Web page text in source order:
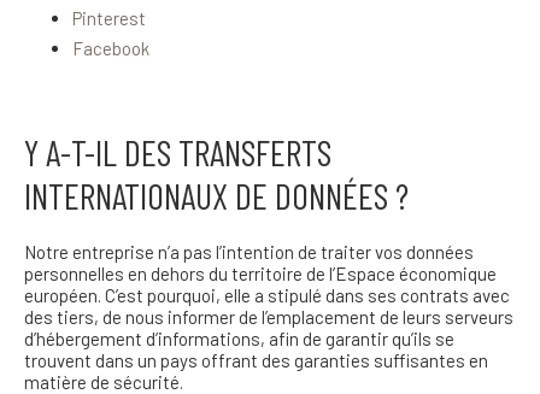
Pinterest
Facebook
Y A-T-IL DES TRANSFERTS
INTERNATIONAUX DE DONNÉES ?
Notre entreprise n’a pas l’intention de traiter vos données
personnelles en dehors du territoire de l’Espace économique
européen. C’est pourquoi, elle a stipulé dans ses contrats avec
des tiers, de nous informer de l’emplacement de leurs serveurs
d’hébergement d’informations, afin de garantir qu’ils se
trouvent dans un pays offrant des garanties suffisantes en
matière de sécurité.